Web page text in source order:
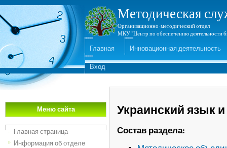
Методическая
Организационно-методический отдел
МКУ "Центр по обеспечению деятельности
Главная Инновационная деятельность
Вход
Меню сайта
Главная страница
Информация об отделе
Украинский язык
Состав раздела: